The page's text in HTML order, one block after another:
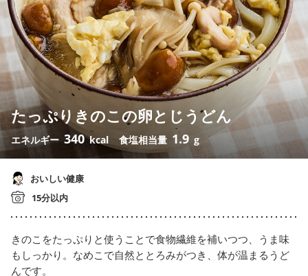
たっぷりきのこの卵とじうどん
エネルギー 340 kcal 食塩相当量 1.9 g
おいしい健康
15分以内
きのこをたっぷりと使うことで食物繊維を補いつつ、うま味
もしっかり。なめこで自然ととろみがつき、体が温まるうど
んです。